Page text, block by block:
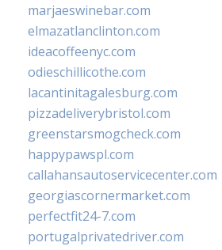
marjaeswinebar.com
elmazatlanclinton.com
ideacoffeenyc.com
odieschillicothe.com
lacantinitagalesburg.com
pizzadeliverybristol.com
greenstarsmogcheck.com
happypawspl.com
callahansautoservicecenter.com
georgiascornermarket.com
perfectfit24-7.com
portugalprivatedriver.com